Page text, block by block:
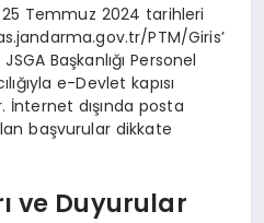
25 Temmuz 2024 tarihleri
PTM/Giris’
Başkanlığı Personel
e-Devlet kapısı
İnternet dışında posta
başvurular dikkate
ve Duyurular